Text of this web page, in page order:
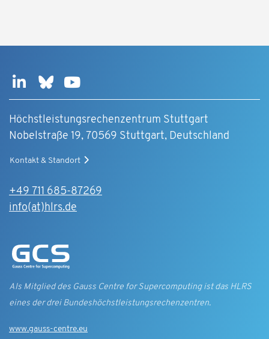
Höchstleistungsrechenzentrum Stuttgart
Nobelstraße 19, 70569 Stuttgart, Deutschland
Kontakt & Standort
+49 711 685-87269
info(at)hlrs.de
Als Mitglied des Gauss Centre for Supercomputing ist das HLRS
eines der drei Bundes­höchst­leistungs­rechen­zentren.
www.gauss-centre.eu